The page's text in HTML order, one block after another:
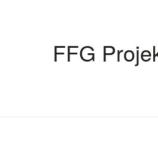
FFG